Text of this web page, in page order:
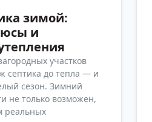
зимой:
и
участков
септика до тепла — и
сезон. Зимний
не только возможен,
реальных